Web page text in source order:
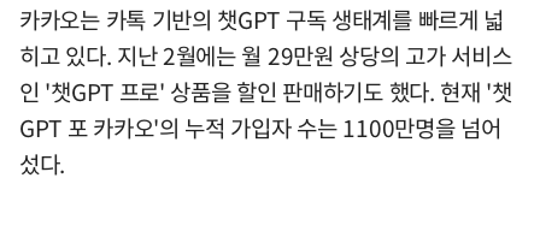
카카오는 카톡 기반의 챗GPT 구독 생태계를 빠르게 넓
히고 있다. 지난 2월에는 월 29만원 상당의 고가 서비스
인 '챗GPT 프로' 상품을 할인 판매하기도 했다. 현재 '챗
GPT 포 카카오'의 누적 가입자 수는 1100만명을 넘어
섰다.